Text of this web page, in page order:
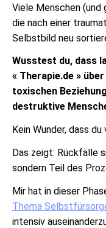
Viele Menschen (und
die nach einer
Selbstbild neu
Wusstest du, dass
« Therapie.de »
toxischen
destruktive
Kein Wunder, dass
Das zeigt: Rückfälle
sondern Teil des
Mir hat in dieser
Thema
intensiv